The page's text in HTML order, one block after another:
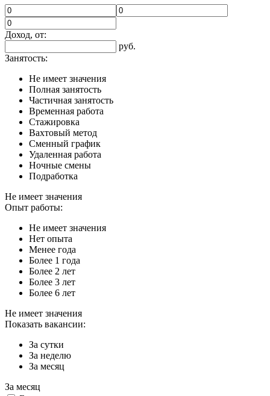
Доход, от:
руб.
Занятость:
Не имеет значения
Полная занятость
Частичная занятость
Временная работа
Стажировка
Вахтовый метод
Сменный график
Удаленная работа
Ночные смены
Подработка
Не имеет значения
Опыт работы:
Не имеет значения
Нет опыта
Менее года
Более 1 года
Более 2 лет
Более 3 лет
Более 6 лет
Не имеет значения
Показать вакансии:
За сутки
За неделю
За месяц
За месяц